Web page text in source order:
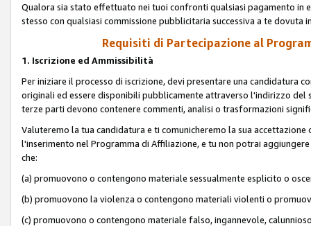
Qualora sia stato effettuato nei tuoi confronti qualsiasi pagamento in
stesso con qualsiasi commissione pubblicitaria successiva a te dovuta
Requisiti di Partecipazione al
1. Iscrizione ed Ammissibilità
Per iniziare il processo di iscrizione, devi presentare una candidatura
originali ed essere disponibili pubblicamente attraverso l'indirizzo
terze parti devono contenere commenti, analisi o trasformazioni
Valuteremo la tua candidatura e ti comunicheremo la sua
l'inserimento nel Programma di Affiliazione, e tu non potrai
che:
(a) promuovono o contengono materiale sessualmente esplicito o
(b) promuovono la violenza o contengono materiali violenti o
(c) promuovono o contengono materiale falso, ingannevole,